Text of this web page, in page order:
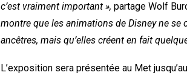
c’est vraiment important », partage Wolf
montre que les animations de Disney ne
ancêtres, mais qu’elles créent en fait
L’exposition sera présentée au Met jusqu’au